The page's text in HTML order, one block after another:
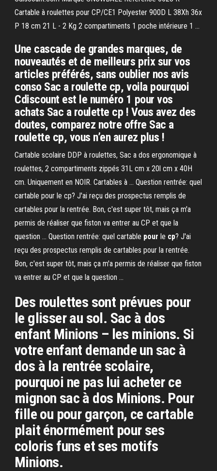
Cartable à roulettes pour CP/CE1 Polyester 900D L 38Xh 36x
P 18 cm 21 L - 2 Kg 2 compartiments 1 poche intérieure 1 ...
Une cascade de grandes marques, de
nouveautés et de meilleurs prix sur vos
articles préférés, sans oublier nos avis
conso Sac a roulette cp, voila pourquoi
Cdiscount est le numéro 1 pour vos
achats Sac a roulette cp ! Vous avez des
doutes, comparez notre offre Sac a
roulette cp, vous n’en aurez plus !
Cartable scolaire DDP à roulettes, Sac a dos ergonomique à
roulettes, 2 compartiments zippés 31L cm x 20l cm x 40H
cm. Uniquement en NOIR. Cartables à ... Question rentrée: quel
cartable pour le cp? J'ai reçu des prospectus remplis de
cartables pour la rentrée. Bon, c'est super tôt, mais ça m'a
permis de réaliser que fiston va entrer au CP et que la
question ... Question rentrée: quel cartable pour le cp? J'ai
reçu des prospectus remplis de cartables pour la rentrée.
Bon, c'est super tôt, mais ça m'a permis de réaliser que fiston
va entrer au CP et que la question ...
Des roulettes sont prévues pour
le glisser au sol. Sac à dos
enfant Minions – les minions. Si
votre enfant demande un sac à
dos à la rentrée scolaire,
pourquoi ne pas lui acheter ce
mignon sac à dos Minions. Pour
fille ou pour garçon, ce cartable
plait énormément pour ses
coloris funs et ses motifs
Minions.